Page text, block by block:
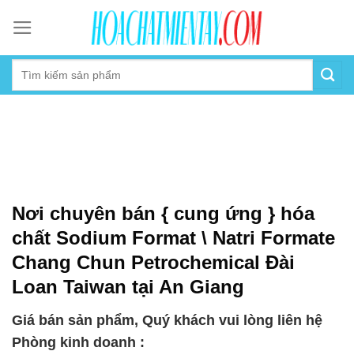
content
Nơi chuyên bán { cung ứng } hóa
chất Sodium Format \ Natri Formate
Chang Chun Petrochemical Đài
Loan Taiwan tại An Giang
Giá bán sản phẩm, Quý khách vui lòng liên hệ
Phòng kinh doanh :